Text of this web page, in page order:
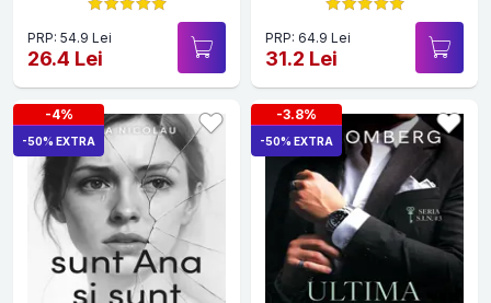
PRP: 54.9 Lei
26.4 Lei
PRP: 64.9 Lei
31.2 Lei
-4%
-50% EXTRA
-3.8%
-50% EXTRA